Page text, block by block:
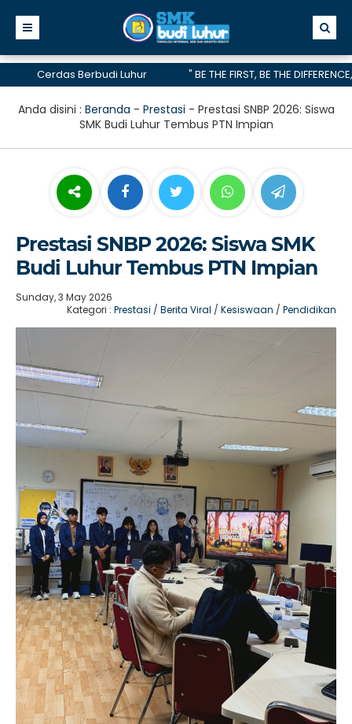
Cerdas Berbudi Luhur
" BE THE FIRST, BE THE DIFFERENCE, BE
telah menerima akreditasi A hingga 2028
Anda disini : Beranda - Prestasi - Prestasi SNBP 2026: Siswa
SMK Budi Luhur Tembus PTN Impian
Prestasi SNBP 2026: Siswa SMK
Budi Luhur Tembus PTN Impian
Sunday, 3 May 2026
Kategori : Prestasi / Berita Viral / Kesiswaan / Pendidikan